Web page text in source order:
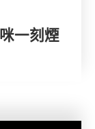
一刻煙